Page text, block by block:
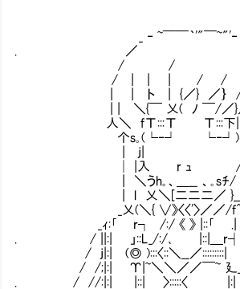
_ ‐ ~￣￣｀'"￣~"'‐ _
. ／
/ / |.
/ | | | / / │ │ いや、
| | ト | {／} ／｝ /
| | ＼{￣ 乂( ﾉ ￣/／}／
人＼ fΤ:::Τ Τ:::下|
个s｡(└‐┘ └‐┘)ｲ／: | 私
| j| |
│ |入 r ｭ / /
| ＼うh｡、＿__ 、｡sﾁ/
| l 乂＼[二二二／
_乂(＼{ ∨》〈〈'〉／／/f^|
_ｨ:｢ r┐ /:/ 《 》 |::｢
. / ||:| 」::L_/:/､ |::|＿r┤
/ j|:| (◎ ):::〈::＼__／
/ /;|:| Υ|~＼＼／／￣~ 廴_
. / //:|:| |::| 〉:::::〈 |:| ＼ /